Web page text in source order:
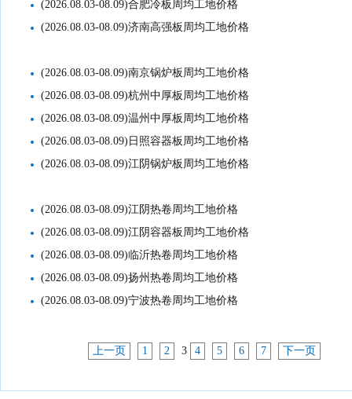
(2026.08.03-08.09)合肥冷板周均工地价格
(2026.08.03-08.09)济南高强板周均工地价格
(2026.08.03-08.09)南京锅炉板周均工地价格
(2026.08.03-08.09)杭州中厚板周均工地价格
(2026.08.03-08.09)温州中厚板周均工地价格
(2026.08.03-08.09)日照容器板周均工地价格
(2026.08.03-08.09)江阴锅炉板周均工地价格
(2026.08.03-08.09)江阴热卷周均工地价格
(2026.08.03-08.09)江阴容器板周均工地价格
(2026.08.03-08.09)临沂热卷周均工地价格
(2026.08.03-08.09)扬州热卷周均工地价格
(2026.08.03-08.09)宁波热卷周均工地价格
上一页 1 2 3 4 5 6 7 下一页